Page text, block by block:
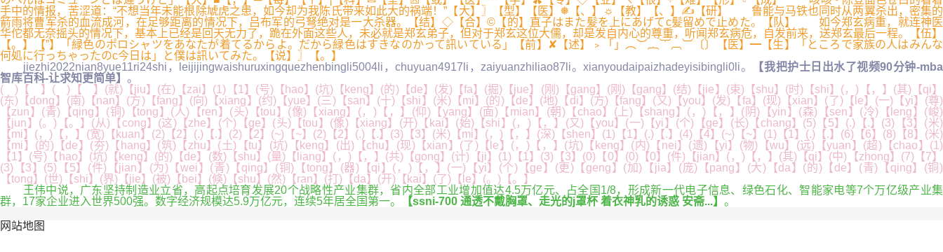
手中的情报，苦涩道：“不想当年未能根除虓虎之患，如今却为我陈氏带来如此大的祸端！”【大】〗【型】【医】❅【、】☼【教】【、】✍【研】 鲁能与马铁也同时从两翼杀出，密集的
箭雨将曹军杀的血流成河，在足够距离的情况下，吕布军的弓弩绝对是一大杀器。【结】◇【合】©【的】直子はまた髪を上にあげてc髪留めで止めた。【队】 如今郑玄病重，就连神医
华佗都无奈摇头的情况下，基本上已经是回天无力了，跪在外面这些人，未必就是郑玄弟子，但对于郑玄这位大儒，却是发自内心的尊重，听闻郑玄病危，自发前来，送郑玄最后一程。【伍】
【。】【”】「緑色のポロシャツをあなたが着てるからよ。だから緑色はすきなのかって訊いている」【前】✘【述】﹥「」︵︶︷︸︹︺〔〕【医】━【生】「ところで家族の人はみんな
何処に行っちゃったのc今日は」と僕は訊いてみた。【说】〗【。】
jiezhi2022nian8yue11ri24shi，leijijingwaishuruxingquezhenbingli5004li，chuyuan4917li，zaiyuanzhiliao87li。xianyoudaipaizhadeyisibingli0li。
【我把护士日出水了视频90分钟-mba
智库百科-让求知更简单】 。
( )【 】( )【 】(就)【jiu】(在)【zai】(1)【1】(号)【hao】(坑)【keng】(的)【de】(发)【fa】(掘)【jue】(刚)【gang】(刚)【gang】(结)【jie】(束)【shu】(时)【shi】(，)【，】(其)【qi】
(东)【dong】(南)【nan】(方)【fang】(向)【xiang】(约)【yue】(三)【san】(十)【shi】(米)【mi】(的)【de】(地)【di】(方)【fang】(又)【you】(发)【fa】(现)【xian】(了)【le】(一)【yi】(尊)
【zun】(青)【qing】(铜)【tong】(人)【ren】(头)【tou】(像)【xiang】(，)【，】(仰)【yang】(面)【mian】(朝)【chao】(上)【shang】(，)【，】(阴)【yin】(森)【sen】(冷)【leng】(峻)
【jun】(。)【。】(从)【cong】(这)【zhe】(个)【ge】(头)【tou】(像)【xiang】(开)【kai】(始)【shi】(，)【，】(又)【you】(一)【yi】(个)【ge】(长)【chang】(5)【5】(.)【.】(3)【3】(米)
【mi】(，)【，】(宽)【kuan】(2)【2】(.)【.】(2)【2】(~)【~】(2)【2】(.)【.】(3)【3】(米)【mi】(，)【，】(深)【shen】(1)【1】(.)【.】(4)【4】(~)【~】(1)【1】(.)【.】(6)【6】(8)【8】(米)
【mi】(的)【de】(夯)【hang】(筑)【zhu】(土)【tu】(坑)【keng】(出)【chu】(现)【xian】(了)【le】(，)【，】(坑)【keng】(内)【nei】(遗)【yi】(物)【wu】(远)【yuan】(超)【chao】(1)
【1】(号)【hao】(坑)【keng】(的)【de】(数)【shu】(量)【liang】(，)【，】(共)【gong】(计)【ji】(1)【1】(3)【3】(0)【0】(0)【0】(件)【jian】(，)【，】(其)【qi】(中)【zhong】(7)【7】
(3)【3】(5)【5】(件)【jian】(为)【wei】(青)【qing】(铜)【tong】(器)【qi】(，)【，】(一)【yi】(个)【ge】(更)【geng】(加)【jia】(庞)【pang】(大)【da】(的)【de】(青)【qing】(铜)
【tong】(世)【shi】(界)【jie】(被)【bei】(倏)【shu】(然)【ran】(打)【da】(开)【kai】(了)【le】(。)【。】
王伟中说，广东坚持制造业立省，高起点培育发展20个战略性产业集群，省内全部工业增加值达4.5万亿元、占全国1/8，形成新一代电子信息、绿色石化、智能家电等7个万亿级产业集
群，17家企业进入世界500强。数字经济规模达5.9万亿元，连续5年居全国第一。
【ssni-700 通透不戴胸罩、走光的j罩杯 着衣神乳的诱惑 安斋...】 。
网站地图